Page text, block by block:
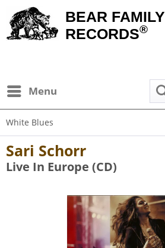
BEAR FAMILY
RECORDS®
Menu
White Blues
Sari Schorr
Live In Europe (CD)